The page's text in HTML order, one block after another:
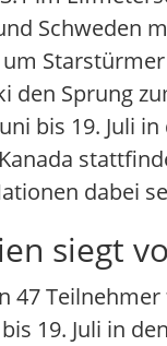
Schweden
um
den Sprung
bis 19. Juli in
dabei
siegt
47
19. Juli in